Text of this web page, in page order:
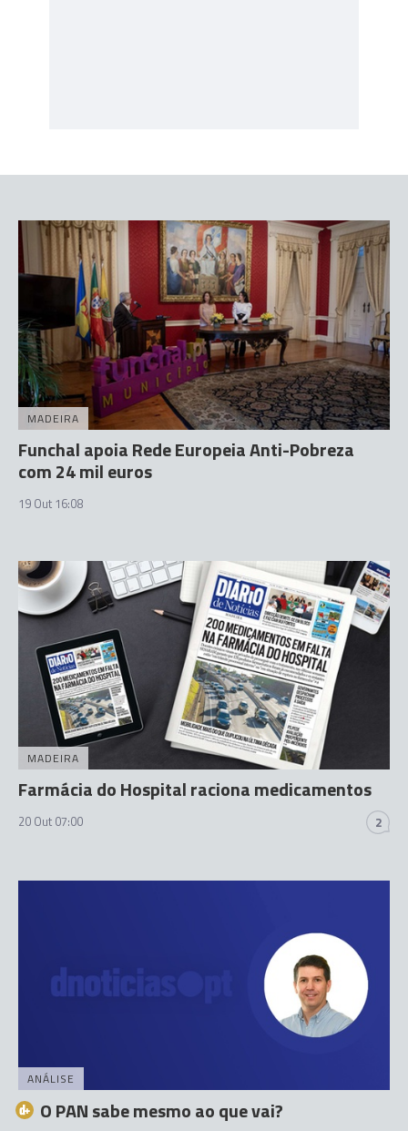
MADEIRA
Funchal apoia Rede Europeia Anti-Pobreza
com 24 mil euros
19 Out 16:08
MADEIRA
Farmácia do Hospital raciona medicamentos
20 Out 07:00 2
ANÁLISE
O PAN sabe mesmo ao que vai?